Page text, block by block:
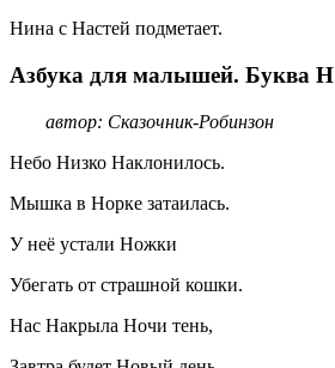
Нина с Настей подметает.
Азбука для малышей. Буква Н
автор: Сказочник-Робинзон
Небо Низко Наклонилось.
Мышка в Норке затаилась.
У неё устали Ножки
Убегать от страшной кошки.
Нас Накрыла Ночи тень,